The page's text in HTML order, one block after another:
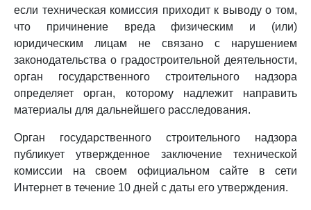
если техническая комиссия приходит к выводу о том,
что причинение вреда физическим и (или)
юридическим лицам не связано с нарушением
законодательства о градостроительной деятельности,
орган государственного строительного надзора
определяет орган, которому надлежит направить
материалы для дальнейшего расследования.
Орган государственного строительного надзора
публикует утвержденное заключение технической
комиссии на своем официальном сайте в сети
Интернет в течение 10 дней с даты его утверждения.